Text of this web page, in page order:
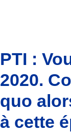
PTI :
2020.
quo
à cette